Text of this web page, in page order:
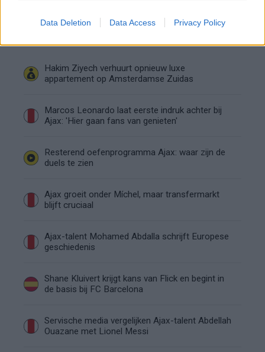
Data Deletion Data Access Privacy Policy
Ajax helpt Burnley uit de brand met afgeknipte
Hakim Ziyech verhuurt opnieuw luxe
appartement op Amsterdamse Zuidas
Marcos Leonardo laat eerste indruk achter bij
Ajax: 'Hier gaan fans van genieten'
Resterend oefenprogramma Ajax: waar zijn de
duels te zien
Ajax groeit onder Míchel, maar transfermarkt
blijft cruciaal
Ajax-talent Mohamed Abdalla schrijft Europese
geschiedenis
Shane Kluivert krijgt kans van Flick en begint in
de basis bij FC Barcelona
Servische media vergelijken Ajax-talent Abdellah
Ouazane met Lionel Messi